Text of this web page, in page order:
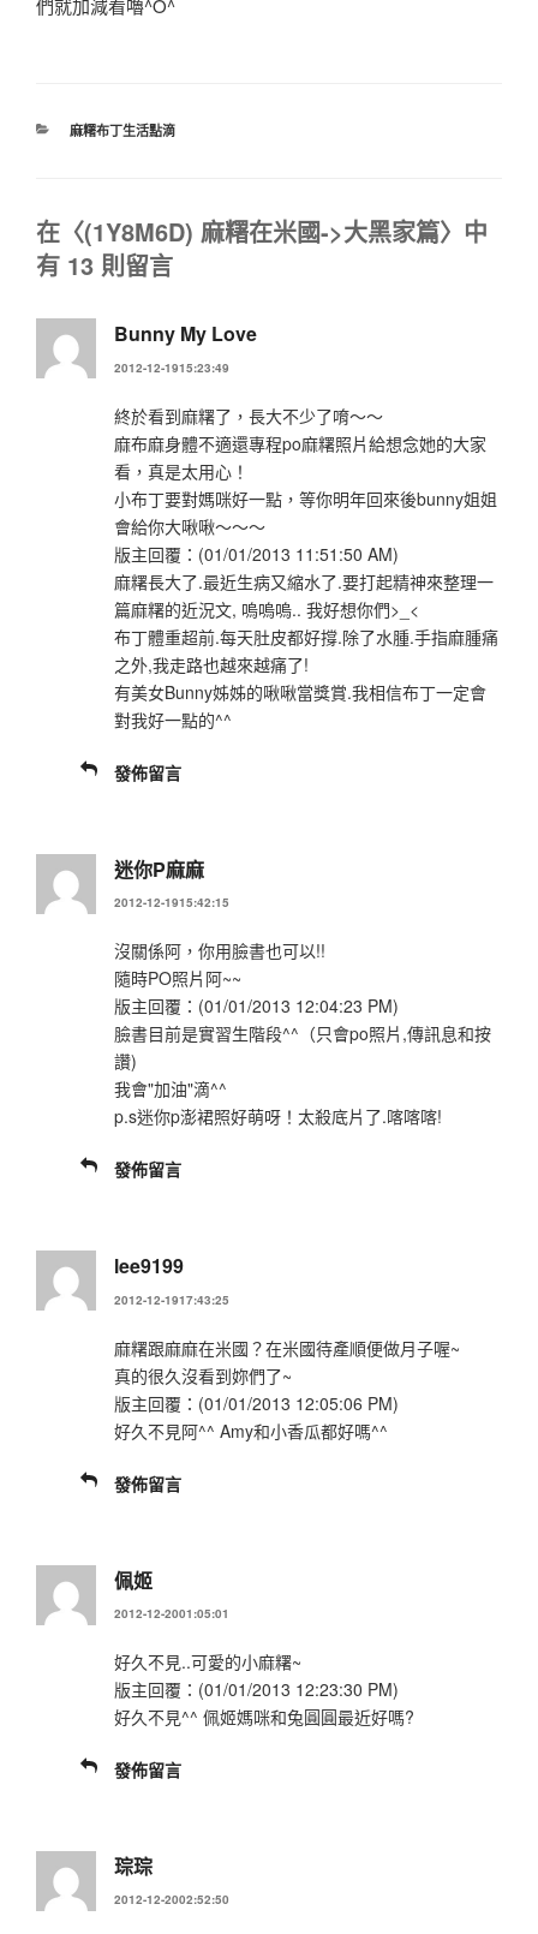
們就加減看嚕^O^
分
麻糬布丁生活點滴
在〈(1Y8M6D) 麻糬在米國->大黑家篇〉中
有 13 則留言
Bunny My Love
2012-12-1915:23:49
終於看到麻糬了，長大不少了唷～～
麻布麻身體不適還專程po麻糬照片給想念她的大家
看，真是太用心！
小布丁要對媽咪好一點，等你明年回來後bunny姐姐
會給你大啾啾～～～
版主回覆：(01/01/2013 11:51:50 AM)
麻糬長大了.最近生病又縮水了.要打起精神來整理一
篇麻糬的近況文, 嗚嗚嗚.. 我好想你們>_<
布丁體重超前.每天肚皮都好撐.除了水腫.手指麻腫痛
之外,我走路也越來越痛了!
有美女Bunny姊姊的啾啾當獎賞.我相信布丁一定會
對我好一點的^^
發佈留言
迷你P麻麻
2012-12-1915:42:15
沒關係阿，你用臉書也可以!!
隨時PO照片阿~~
版主回覆：(01/01/2013 12:04:23 PM)
臉書目前是實習生階段^^（只會po照片,傳訊息和按
讚)
我會"加油"滴^^
p.s迷你p澎裙照好萌呀！太殺底片了.喀喀喀!
發佈留言
lee9199
2012-12-1917:43:25
麻糬跟麻麻在米國？在米國待產順便做月子喔~
真的很久沒看到妳們了~
版主回覆：(01/01/2013 12:05:06 PM)
好久不見阿^^ Amy和小香瓜都好嗎^^
發佈留言
佩姬
2012-12-2001:05:01
好久不見..可愛的小麻糬~
版主回覆：(01/01/2013 12:23:30 PM)
好久不見^^ 佩姬媽咪和兔圓圓最近好嗎?
發佈留言
琮琮
2012-12-2002:52:50